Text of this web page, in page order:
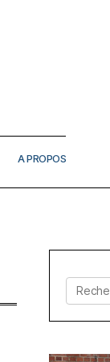
A PROPOS